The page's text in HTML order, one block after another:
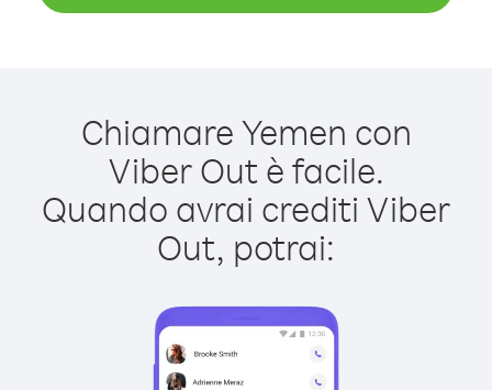
Chiamare Yemen con
Viber Out è facile.
Quando avrai crediti Viber
Out, potrai: